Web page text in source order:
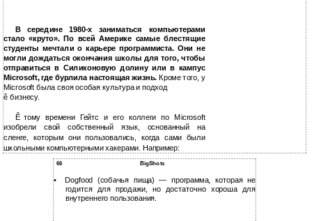
В середине 1980-х заниматься компьютерами
стало «круто». По всей Америке самые блестящие
студенты мечтали о карьере программиста. Они не
могли дождаться окончания школы для того, чтобы
отправиться в Силиконовую долину или в кампус
Microsoft, где бурлила настоящая жизнь.Кроме того, у
Microsoft была своя особая культура и подход
ê бизнесу.
Ê тому времени Гейтс и его коллеги по Microsoft
изобрели свой собственный язык, основанный на
сленге, которым они пользовались, когда сами были
школьными компьютерными хакерами. Например:
66 BigShots
•
Dogfood (собачья пища) — программа, которая не
годится для продажи, но достаточно хороша для
внутреннего пользования.